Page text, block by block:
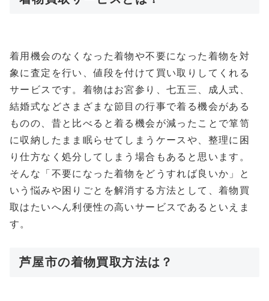
着用機会のなくなった着物や不要になった着物を対
象に査定を行い、値段を付けて買い取りしてくれる
サービスです。着物はお宮参り、七五三、成人式、
結婚式などさまざまな節目の行事で着る機会がある
ものの、昔と比べると着る機会が減ったことで箪笥
に収納したまま眠らせてしまうケースや、整理に困
り仕方なく処分してしまう場合もあると思います。
そんな「不要になった着物をどうすれば良いか」と
いう悩みや困りごとを解消する方法として、着物買
取はたいへん利便性の高いサービスであるといえま
す。
芦屋市の着物買取方法は？